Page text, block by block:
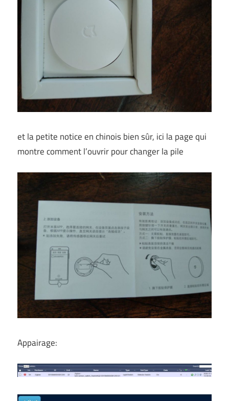
et la petite notice en chinois bien sûr, ici la page qui
montre comment l’ouvrir pour changer la pile
Appairage: